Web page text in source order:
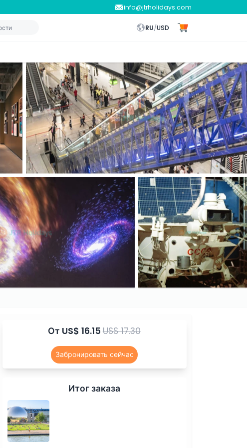
info@jtrholidays.com
RU/USD
От US$ 16.15US$ 17.30
Забронировать сейчас
Итог заказа